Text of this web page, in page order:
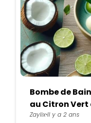
Bombe de
au Citron Vert
ZaylixIl y a 2 ans